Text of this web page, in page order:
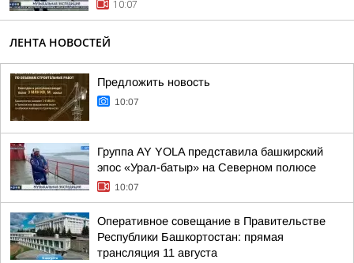
10:07
ЛЕНТА НОВОСТЕЙ
Предложить новость
10:07
Группа AY YOLA представила башкирский
эпос «Урал-батыр» на Северном полюсе
10:07
Оперативное совещание в Правительстве
Республики Башкортостан: прямая
трансляция 11 августа